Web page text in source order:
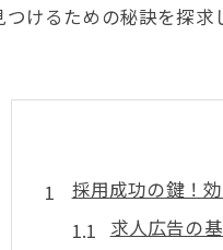
けるための秘訣を探求
採用成功の鍵！
求人広告の